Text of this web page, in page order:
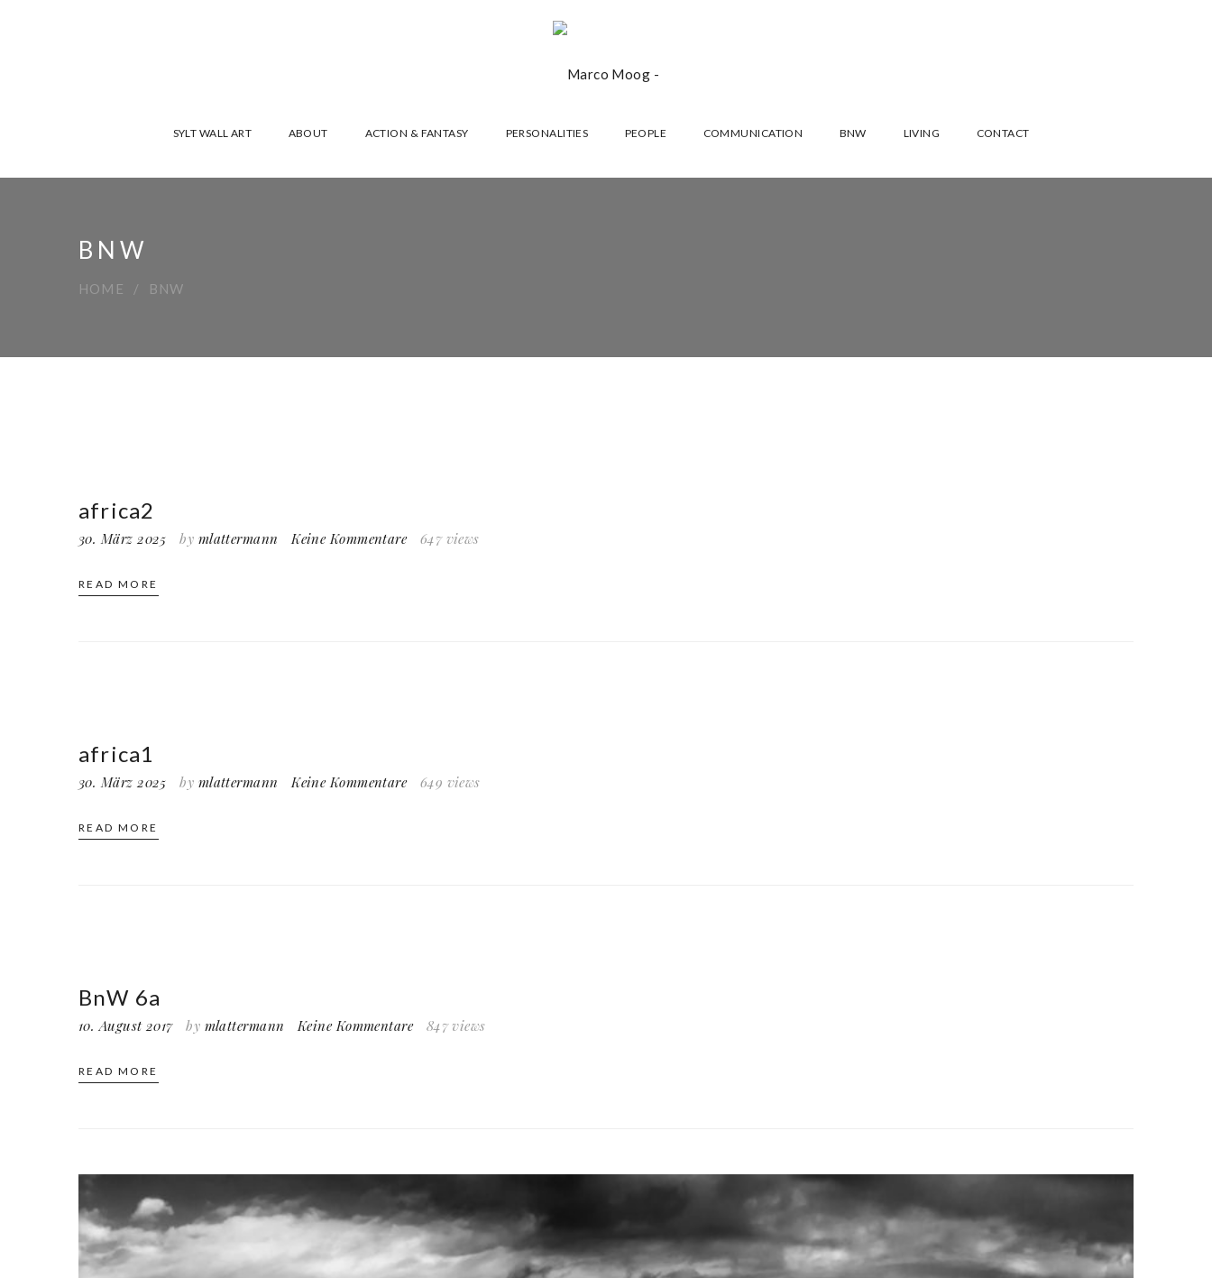
SYLT WALL ART ABOUT ACTION & FANTASY PERSONALITIES PEOPLE COMMUNICATION BNW LIVING CONTACT
BNW
HOME BNW
africa2
30. März 2025 by mlattermann Keine Kommentare 647 views
READ MORE
africa1
30. März 2025 by mlattermann Keine Kommentare 649 views
READ MORE
BnW 6a
10. August 2017 by mlattermann Keine Kommentare 847 views
READ MORE